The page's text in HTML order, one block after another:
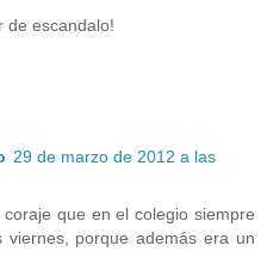
de escandalo!
29 de marzo de 2012 a las
que en el colegio siempre
viernes, porque además era un